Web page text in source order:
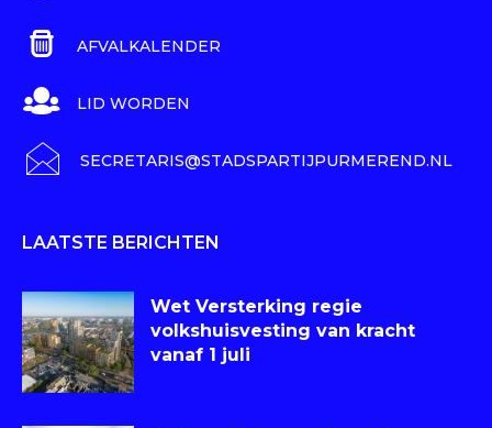
AFVALKALENDER
LID WORDEN
SECRETARIS@STADSPARTIJPURMEREND.NL
LAATSTE BERICHTEN
Wet Versterking regie
volkshuisvesting van kracht
vanaf 1 juli